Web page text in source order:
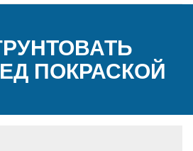
ПОКРАСКОЙ